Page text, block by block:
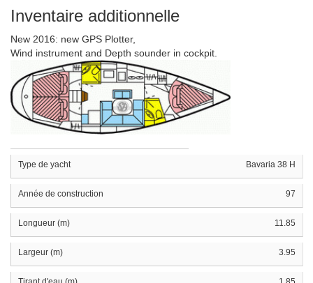
Inventaire additionnelle
New 2016: new GPS Plotter,
Wind instrument and Depth sounder in cockpit.
Type de yacht Bavaria 38 H
Année de construction 97
Longueur (m) 11.85
Largeur (m) 3.95